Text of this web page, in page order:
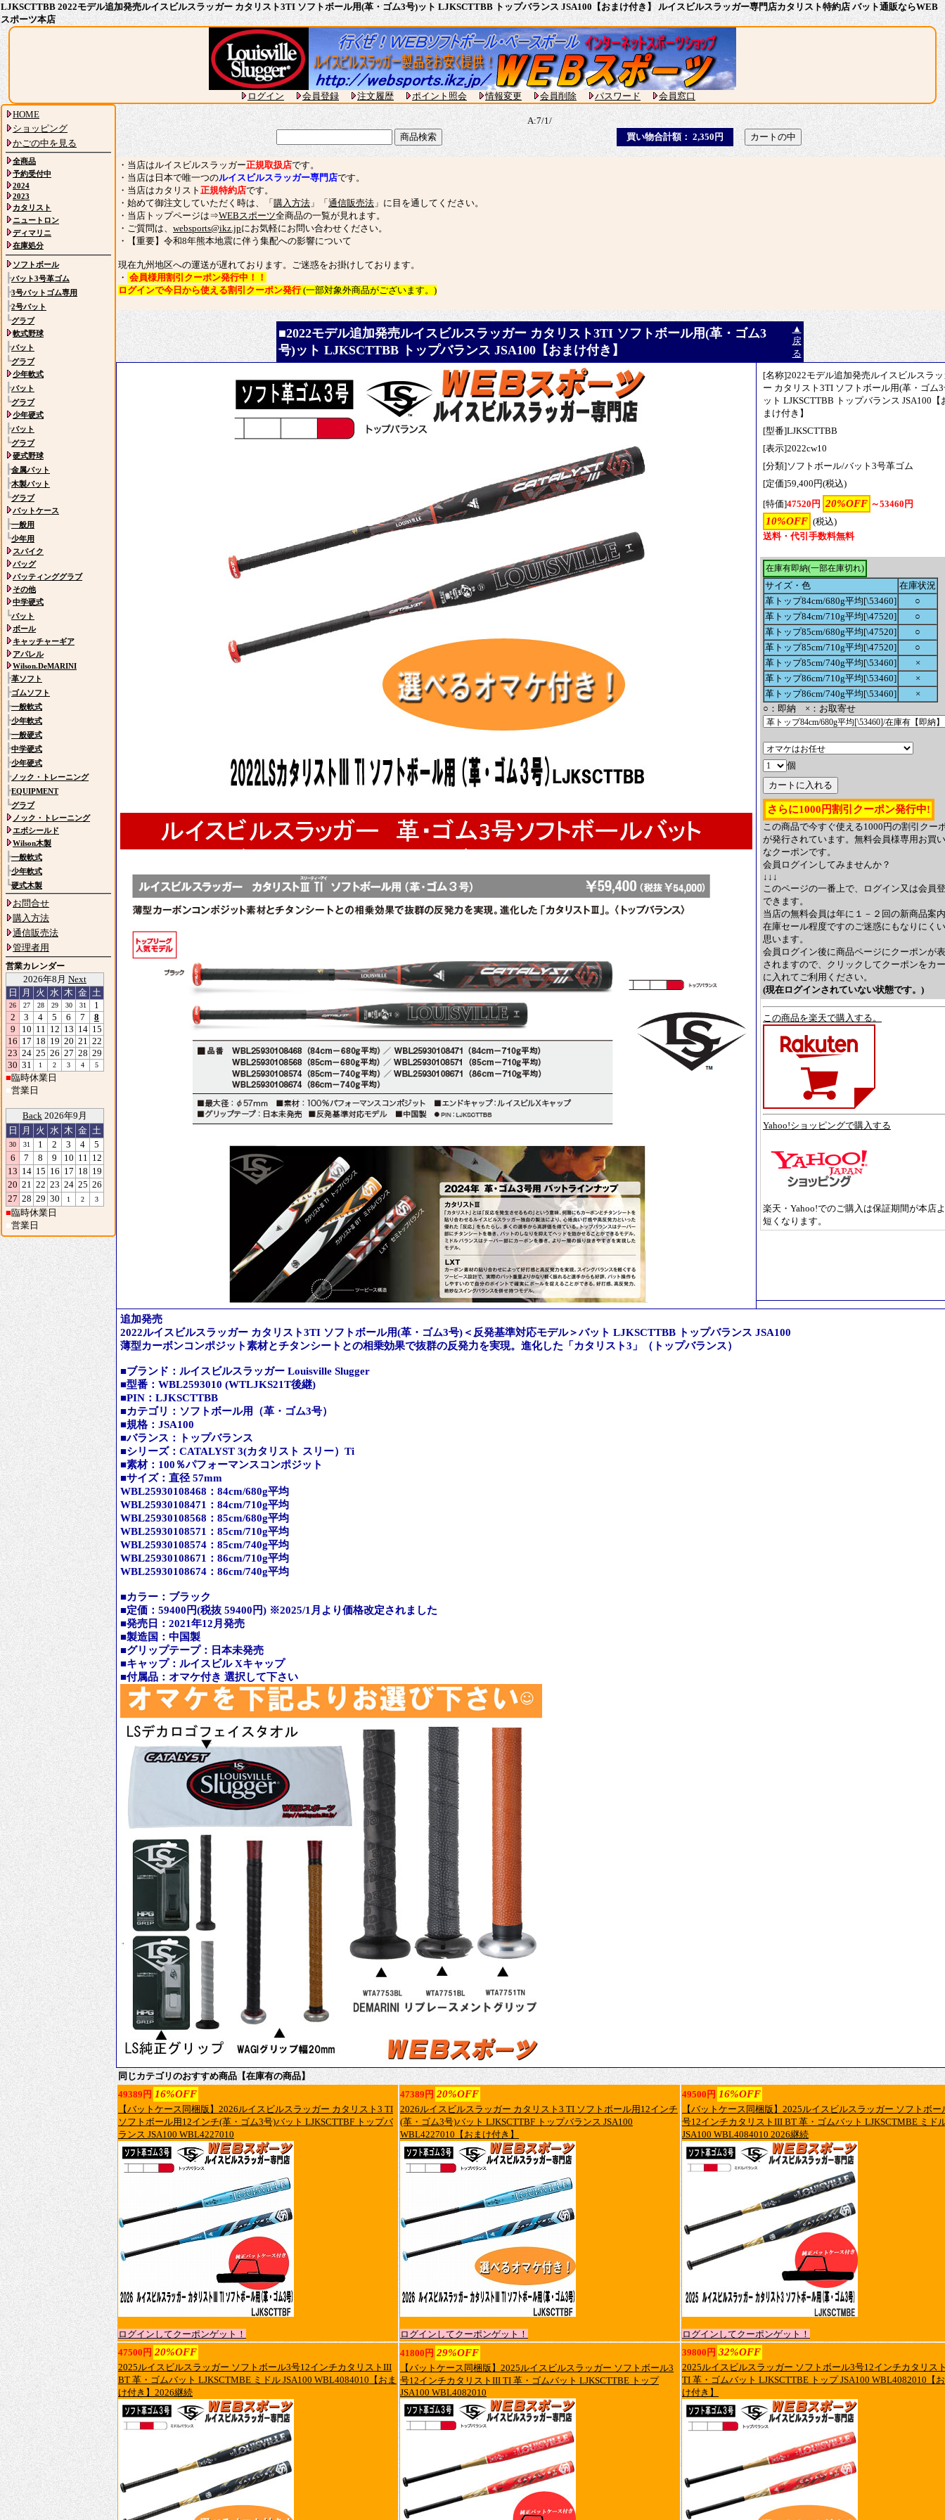
LJKSCTTBB 2022モデル追加発売ルイスビルスラッガー カタリスト3TI ソフトボール用(革・ゴム3号)ット LJKSCTTBB トップバランス JSA100【おまけ付き】 ルイスビルスラッガー専門店カタリスト特約店 バット通販ならWEB
スポーツ本店
ログイン 会員登録 注文履歴 ポイント照会 情報変更 会員削除 パスワード
会員窓口
HOME
ショッピング
かごの中を見る
全商品
予約受付中
2024
2023
カタリスト
ニュートロン
ディマリニ
在庫処分
ソフトボール
┣バット3号革ゴム
┣3号バットゴム専用
┣2号バット
┗グラブ
軟式野球
┣バット
┗グラブ
少年軟式
┣バット
┗グラブ
少年硬式
┣バット
┗グラブ
硬式野球
┣金属バット
┣木製バット
┗グラブ
バットケース
┣一般用
┗少年用
スパイク
バッグ
バッティンググラブ
その他
中学硬式
┗バット
ボール
キャッチャーギア
アパレル
Wilson.DeMARINI
┣革ソフト
┣ゴムソフト
┣一般軟式
┣少年軟式
┣一般硬式
┣中学硬式
┣少年硬式
┣ノック・トレーニング
┣EQUIPMENT
┗グラブ
ノック・トレーニング
エボシールド
Wilson木製
┣一般軟式
┣少年軟式
┗硬式木製
お問合せ
購入方法
通信販売法
管理者用
営業カレンダー
2026年8月 Next
日
月 火 水 木 金 土
26 27 28 29 30 31
1
2
3 4 5 6 7
8
9
10 11 12 13 14 15
16 17 18 19 20 21 22
23 24 25 26 27 28 29
30 31 1 2 3 4 5
■臨時休業日
■営業日
Back 2026年9月
日
月 火 水 木 金 土
30 31 1 2 3 4
5
6
7 8 9 10 11 12
13 14 15 16 17 18 19
20 21 22 23 24 25 26
27 28 29 30 1 2 3
■臨時休業日
■営業日
A:7/1/
買い物合計額： 2,350円
・当店はルイスビルスラッガー正規取扱店です。
・当店は日本で唯一つのルイスビルスラッガー専門店です。
・当店はカタリスト 正規特約店です。
・始めて御注文していただく時は、「 購入方法 」「 通信販売法 」に目を通してください。
・当店トップページは⇒WEBスポーツ全商品の一覧が見れます。
・ご質問は、 websports@ikz.jpにお気軽にお問い合わせください。
・【重要】令和8年熊本地震に伴う集配への影響について
現在九州地区への運送が遅れております。ご迷惑をお掛けしております。
・ 会員様用割引クーポン発行中！！
ログインで今日から使える割引クーポン発行(一部対象外商品がございます。)
■2022モデル追加発売ルイスビルスラッガー カタリスト3TI ソフトボール用(革・ゴム3
号)ット LJKSCTTBB トップバランス JSA100【おまけ付き】
▲
戻
る
[名称]2022モデル追加発売ルイスビルスラ
ー カタリスト3TI ソフトボール用(革・ゴム
ット LJKSCTTBB トップバランス JSA100【
まけ付き】
[型番]LJKSCTTBB
[表示]2022cw10
[分類]ソフトボール/バット3号革ゴム
[定価]59,400円(税込)
[特価]47520円 20%OFF ～53460円
10%OFF (税込)
送料・代引手数料無料
在庫有即納(一部在庫切れ)
サイズ・色
在庫状況
革トップ84cm/680g平均[\53460]
○
革トップ84cm/710g平均[\47520]
○
革トップ85cm/680g平均[\47520]
○
革トップ85cm/710g平均[\47520]
○
革トップ85cm/740g平均[\53460]
×
革トップ86cm/710g平均[\53460]
×
革トップ86cm/740g平均[\53460]
×
○：即納 ×：お取寄せ
個
さらに1000円割引クーポン発行中!
この商品で今すぐ使える1000円の割引クー
が発行されています。無料会員様専用お買
なクーポンです。
会員ログインしてみませんか？
↓↓↓
このページの一番上で、ログイン又は会員
できます。
当店の無料会員は年に１－２回の新商品案
在庫セール程度ですのご迷惑にもなりにく
思います。
会員ログイン後に商品ページにクーポンが
されますので、クリックしてクーポンをカ
に入れてご利用ください。
(現在ログインされていない状態です。)
この商品を楽天で購入する。
Yahoo!ショッピングで購入する
楽天・Yahoo!でのご購入は保証期間が本店
短くなります。
追加発売
2022ルイスビルスラッガー カタリスト3TI ソフトボール用(革・ゴム3号)＜反発基準対応モデル＞バット LJKSCTTBB トップバランス JSA100
薄型カーボンコンポジット素材とチタンシートとの相乗効果で抜群の反発力を実現。進化した「カタリスト3」（トップバランス）
■ブランド：ルイスビルスラッガー Louisville Slugger
■型番：WBL2593010 (WTLJKS21T後継)
■PIN：LJKSCTTBB
■カテゴリ：ソフトボール用（革・ゴム3号）
■規格：JSA100
■バランス：トップバランス
■シリーズ：CATALYST 3(カタリスト スリー）Ti
■素材：100％パフォーマンスコンポジット
■サイズ：直径 57mm
WBL25930108468：84cm/680g平均
WBL25930108471：84cm/710g平均
WBL25930108568：85cm/680g平均
WBL25930108571：85cm/710g平均
WBL25930108574：85cm/740g平均
WBL25930108671：86cm/710g平均
WBL25930108674：86cm/740g平均
■カラー：ブラック
■定価：59400円(税抜 59400円) ※2025/1月より価格改定されました
■発売日：2021年12月発売
■製造国：中国製
■グリップテープ：日本未発売
■キャップ：ルイスビル Xキャップ
■付属品：オマケ付き 選択して下さい
同じカテゴリのおすすめ商品【在庫有の商品】
49389円 16%OFF
【バットケース同梱版】2026ルイスビルスラッガー カタリスト3 TI
ソフトボール用12インチ(革・ゴム3号)バット LJKSCTTBF トップバ
ランス JSA100 WBL4227010
ログインしてクーポンゲット！
47389円 20%OFF
2026ルイスビルスラッガー カタリスト3 TI ソフトボール用12インチ
(革・ゴム3号)バット LJKSCTTBF トップバランス JSA100
WBL4227010【おまけ付き】
ログインしてクーポンゲット！
49500円 16%OFF
【バットケース同梱版】2025ルイスビルスラッガー ソフトボー
号12インチカタリストIII BT 革・ゴムバット LJKSCTMBE ミド
JSA100 WBL4084010 2026継続
ログインしてクーポンゲット！
47500円 20%OFF
2025ルイスビルスラッガー ソフトボール3号12インチカタリストIII
BT 革・ゴムバット LJKSCTMBE ミドル JSA100 WBL4084010【おま
け付き】2026継続
41800円 29%OFF
【バットケース同梱版】2025ルイスビルスラッガー ソフトボール3
号12インチカタリストIII TI 革・ゴムバット LJKSCTTBE トップ
JSA100 WBL4082010
39800円 32%OFF
2025ルイスビルスラッガー ソフトボール3号12インチカタリス
TI 革・ゴムバット LJKSCTTBE トップ JSA100 WBL4082010【
け付き】